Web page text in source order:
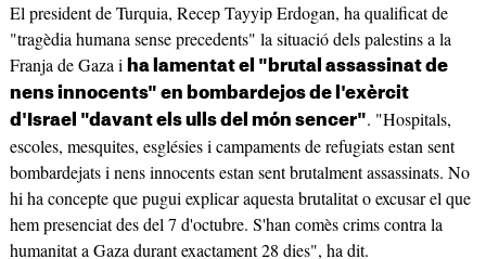
El president de Turquia, Recep Tayyip Erdogan, ha qualificat de
"tragèdia humana sense precedents" la situació dels palestins a la
Franja de Gaza i ha lamentat el "brutal assassinat de
nens innocents" en bombardejos de l'exèrcit
d'Israel "davant els ulls del món sencer". "Hospitals,
escoles, mesquites, esglésies i campaments de refugiats estan sent
bombardejats i nens innocents estan sent brutalment assassinats. No
hi ha concepte que pugui explicar aquesta brutalitat o excusar el que
hem presenciat des del 7 d'octubre. S'han comès crims contra la
humanitat a Gaza durant exactament 28 dies", ha dit.